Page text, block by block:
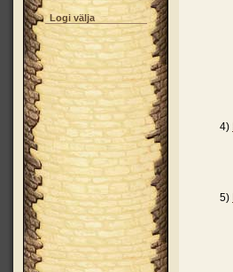
Logi välja
4)
5)